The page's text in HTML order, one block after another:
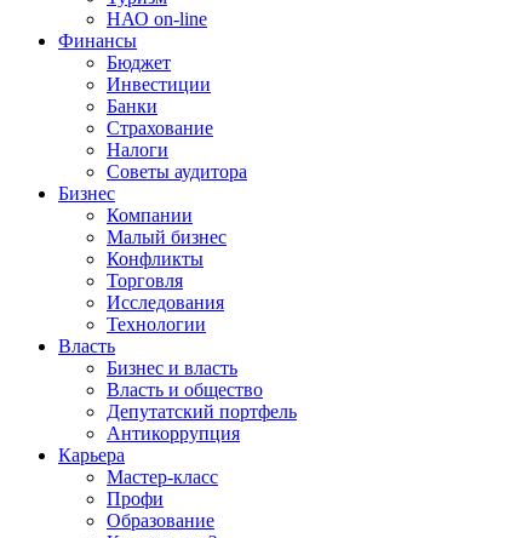
НАО on-line
Финансы
Бюджет
Инвестиции
Банки
Страхование
Налоги
Советы аудитора
Бизнес
Компании
Малый бизнес
Конфликты
Торговля
Исследования
Технологии
Власть
Бизнес и власть
Власть и общество
Депутатский портфель
Антикоррупция
Карьера
Мастер-класс
Профи
Образование